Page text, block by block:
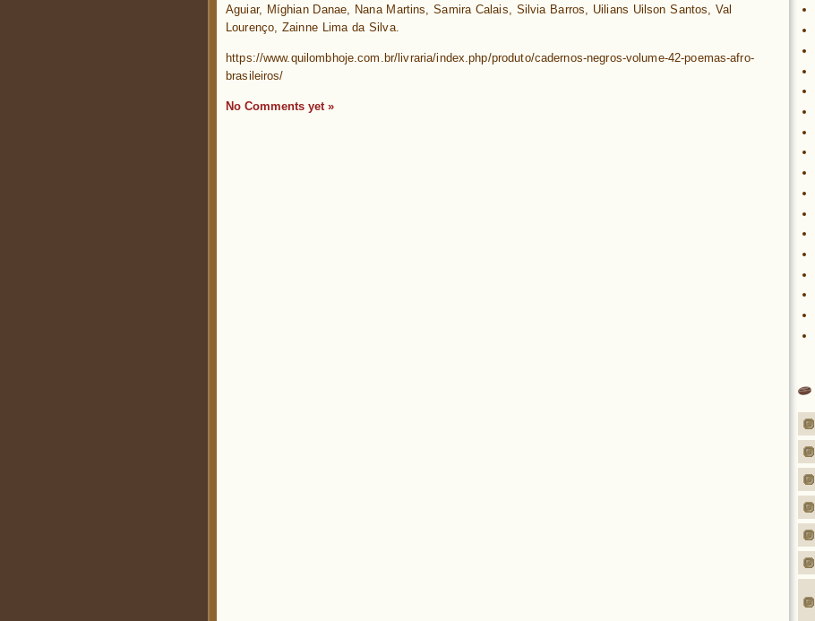
Aguiar, Míghian Danae, Nana Martins, Samira Calais, Silvia Barros, Uilians Uilson Santos, Val
Lourenço, Zainne Lima da Silva.
https://www.quilombhoje.com.br/livraria/index.php/produto/cadernos-negros-volume-42-poemas-afro-
brasileiros/
No Comments yet »